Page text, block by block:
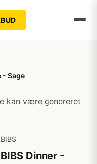
- Sage
kan være genereret
BIBS
BIBS Dinner -